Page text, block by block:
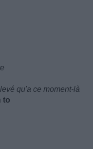
qu'a ce moment-là
to